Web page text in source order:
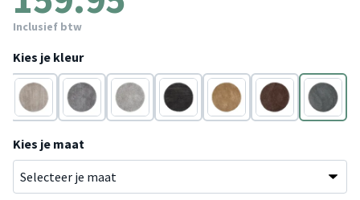
Inclusief btw
Kies je kleur
Taupe Grijs LichtgrijsAntracietGoud Bruin
Groen
Kies je maat